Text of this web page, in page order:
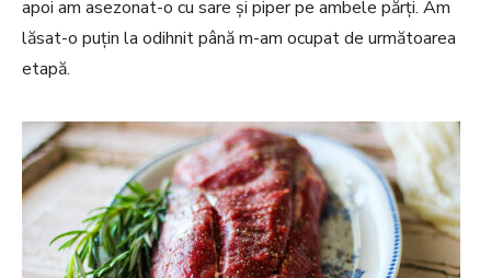
apoi am asezonat-o cu sare și piper pe ambele părți. Am
lăsat-o puțin la odihnit până m-am ocupat de următoarea
etapă.